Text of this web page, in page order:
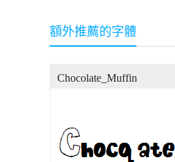
額外推薦的字體
Chocolate_Muffin